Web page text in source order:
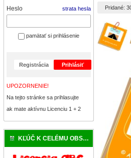
Heslo strata hesla
pamätať si prihlásenie
Registrácia Prihlásiť
UPOZORNENIE!
Na tejto stránke sa prihlasujte
ak mate aktívnu Licenciu 1 + 2
KĽÚČ K CELÉMU OBSAHU
Pridané: